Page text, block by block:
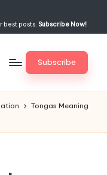
best posts. Subscribe Now!
Subscribe
Tongas Meaning